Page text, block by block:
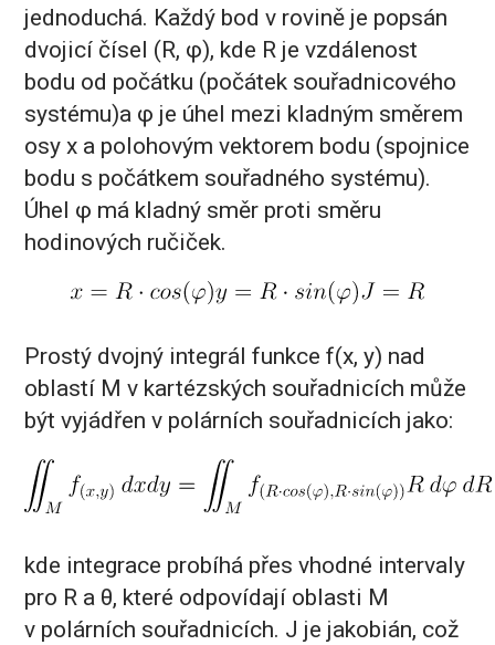
jednoduchá. Každý bod v rovině je popsán
dvojicí čísel (R, φ), kde R je vzdálenost
bodu od počátku (počátek souřadnicového
systému)a φ je úhel mezi kladným směrem
osy x a polohovým vektorem bodu (spojnice
bodu s počátkem souřadného systému).
Úhel φ má kladný směr proti směru
hodinových ručiček.
Prostý dvojný integrál funkce f(x, y) nad
oblastí M v kartézských souřadnicích může
být vyjádřen v polárních souřadnicích jako:
kde integrace probíhá přes vhodné intervaly
pro R a θ, které odpovídají oblasti M
v polárních souřadnicích. J je jakobián, což